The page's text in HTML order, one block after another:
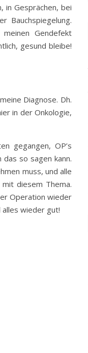
in Gesprächen, bei
Bauchspiegelung.
Gendefekt
gesund bleibe!
Diagnose. Dh.
in der Onkologie,
gegangen, OP’s
so sagen kann.
muss, und alle
diesem Thema.
Operation wieder
wieder gut!